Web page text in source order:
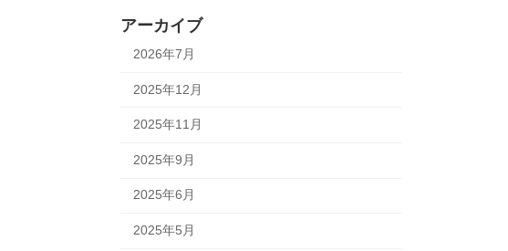
アーカイブ
2026年7月
2025年12月
2025年11月
2025年9月
2025年6月
2025年5月